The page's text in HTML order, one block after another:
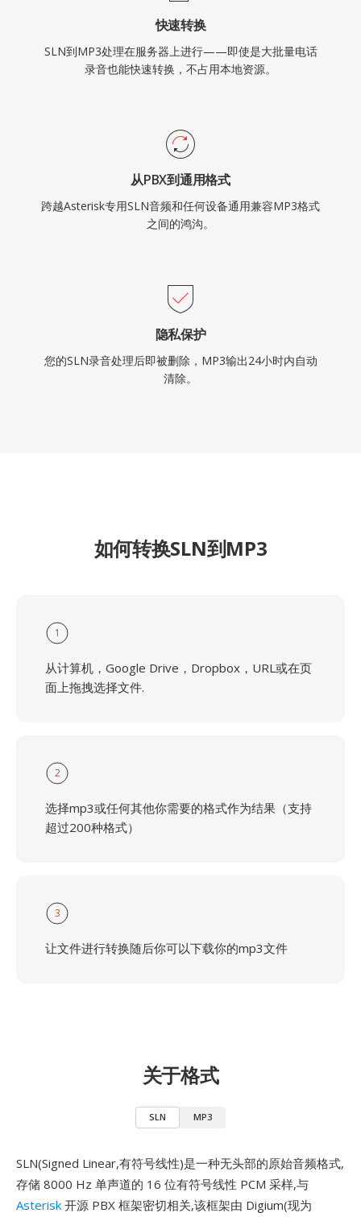
快速转换
SLN到MP3处理在服务器上进行——即使是大批量电话
录音也能快速转换，不占用本地资源。
从PBX到通用格式
跨越Asterisk专用SLN音频和任何设备通用兼容MP3格式
之间的鸿沟。
隐私保护
您的SLN录音处理后即被删除，MP3输出24小时内自动
清除。
如何转换SLN到MP3
1
从计算机，Google Drive，Dropbox，URL或在页
面上拖拽选择文件.
2
选择mp3或任何其他你需要的格式作为结果（支持
超过200种格式）
3
让文件进行转换随后你可以下载你的mp3文件
关于格式
SLN MP3
SLN(Signed Linear,有符号线性)是一种无头部的原始音频格式,
存储 8000 Hz 单声道的 16 位有符号线性 PCM 采样,与
Asterisk 开源 PBX 框架密切相关,该框架由 Digium(现为